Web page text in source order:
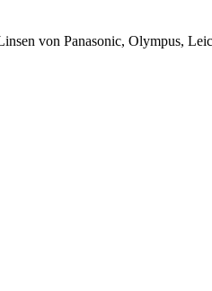
von Panasonic, Olympus,